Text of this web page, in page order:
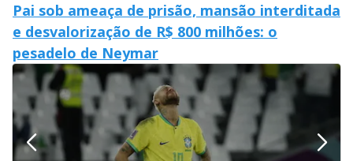
Pai sob ameaça de prisão, mansão interditada
e desvalorização de R$ 800 milhões: o
pesadelo de Neymar